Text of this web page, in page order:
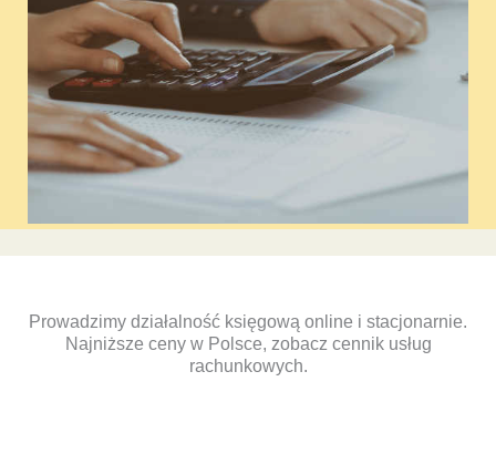
Prowadzimy działalność księgową online i stacjonarnie.
Najniższe ceny w Polsce, zobacz cennik usług
rachunkowych.